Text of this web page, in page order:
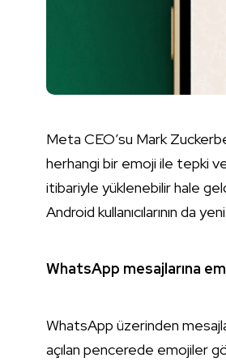
Meta CEO’su Mark
herhangi bir emoji ile tepki
itibariyle yüklenebilir hale
Android kullanıcılarının da
WhatsApp mesajlarına
WhatsApp üzerinden
açılan pencerede emojiler